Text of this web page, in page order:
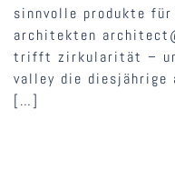
sinnvolle produkte
architekten
trifft zirkularität –
valley die
[…]